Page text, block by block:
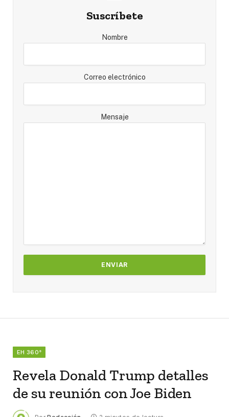
Suscríbete
Nombre
Correo electrónico
Mensaje
EH 360°
Revela Donald Trump detalles
de su reunión con Joe Biden